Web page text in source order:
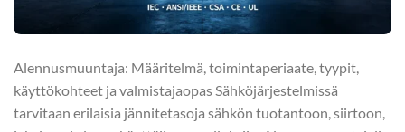
Alennusmuuntaja: Määritelmä, toimintaperiaate, tyypit,
käyttökohteet ja valmistajaopas Sähköjärjestelmissä
tarvitaan erilaisia jännitetasoja sähkön tuotantoon, siirtoon,